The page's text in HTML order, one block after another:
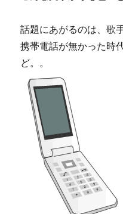
話題にあがるのは、歌
携帯電話が無かった時
ど。。